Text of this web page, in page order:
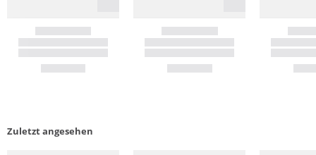
Zuletzt angesehen